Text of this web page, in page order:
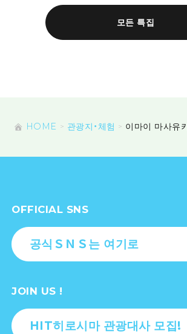
모든 특집
HOME 관광지・체험 이마이 마사유
OFFICIAL SNS
공식ＳＮＳ는 여기로
JOIN US !
HIT히로시마 관광대사 모집!